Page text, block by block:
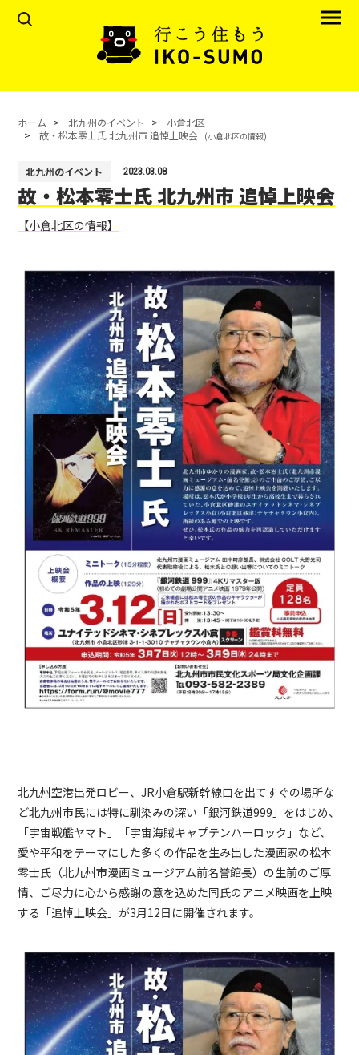
ホーム 北九州のイベント
小倉北区
故・松本零士氏 北九州市 追悼上映会 (小倉北区の情報)
北九州のイベント 2023.03.08
故・松本零士氏 北九州市 追悼上映会
【小倉北区の情報】
北九州空港出発ロビー、JR小倉駅新幹線口を出てすぐの場所な
ど北九州市民には特に馴染みの深い「銀河鉄道999」をはじめ、
「宇宙戦艦ヤマト」「宇宙海賊キャプテンハーロック」など、
愛や平和をテーマにした多くの作品を生み出した漫画家の松本
零士氏 （北九州市漫画ミュージアム前名誉館長）の生前のご厚
情、ご尽力に心から感謝の意を込めた同氏のアニメ映画を上映
する「追悼上映会」が3月12日に開催されます。